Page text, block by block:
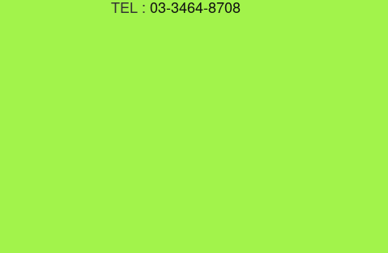
TEL : 03-3464-8708